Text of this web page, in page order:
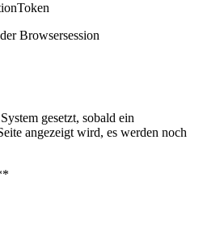
Browsersession
gesetzt, sobald ein
angezeigt wird, es werden noch